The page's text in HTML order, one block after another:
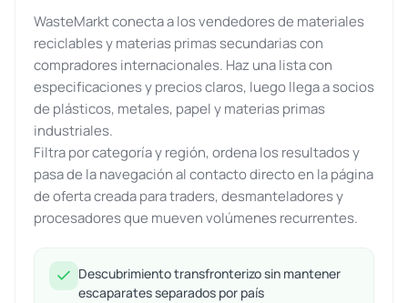
WasteMarkt conecta a los vendedores de materiales
reciclables y materias primas secundarias con
compradores internacionales. Haz una lista con
especificaciones y precios claros, luego llega a socios
de plásticos, metales, papel y materias primas
industriales.
Filtra por categoría y región, ordena los resultados y
pasa de la navegación al contacto directo en la página
de oferta creada para traders, desmanteladores y
procesadores que mueven volúmenes recurrentes.
Descubrimiento transfronterizo sin mantener
escaparates separados por país